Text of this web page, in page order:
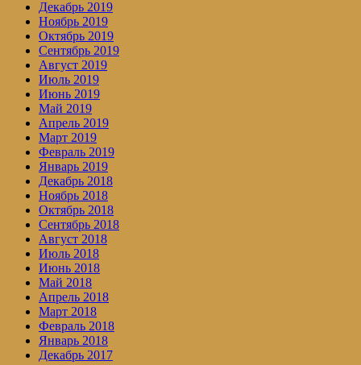
Декабрь 2019
Ноябрь 2019
Октябрь 2019
Сентябрь 2019
Август 2019
Июль 2019
Июнь 2019
Май 2019
Апрель 2019
Март 2019
Февраль 2019
Январь 2019
Декабрь 2018
Ноябрь 2018
Октябрь 2018
Сентябрь 2018
Август 2018
Июль 2018
Июнь 2018
Май 2018
Апрель 2018
Март 2018
Февраль 2018
Январь 2018
Декабрь 2017